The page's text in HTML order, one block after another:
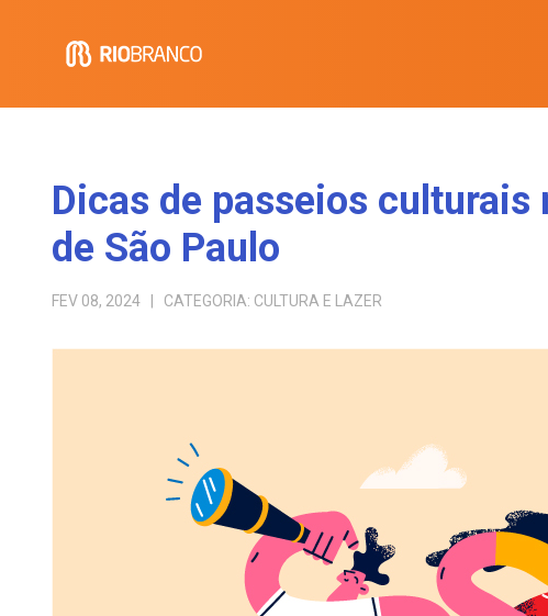
Dicas de passeios culturais
de São Paulo
FEV 08, 2024 | CATEGORIA: CULTURA E LAZER